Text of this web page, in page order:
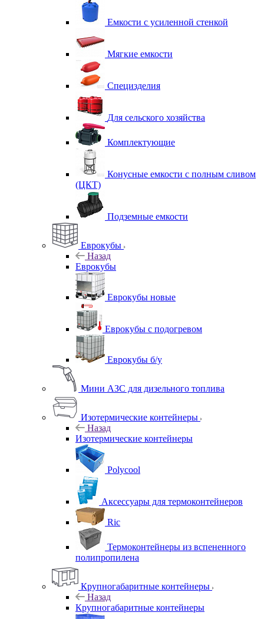
Емкости с усиленной стенкой
Мягкие емкости
Специзделия
Для сельского хозяйства
Комплектующие
Конусные емкости с полным сливом
(ЦКТ)
Подземные емкости
Еврокубы
Назад
Еврокубы
Еврокубы новые
Еврокубы с подогревом
Еврокубы б/у
Мини АЗС для дизельного топлива
Изотермические контейнеры
Назад
Изотермические контейнеры
Polycool
Аксессуары для термоконтейнеров
Ric
Термоконтейнеры из вспененного
полипропилена
Крупногабаритные контейнеры
Назад
Крупногабаритные контейнеры